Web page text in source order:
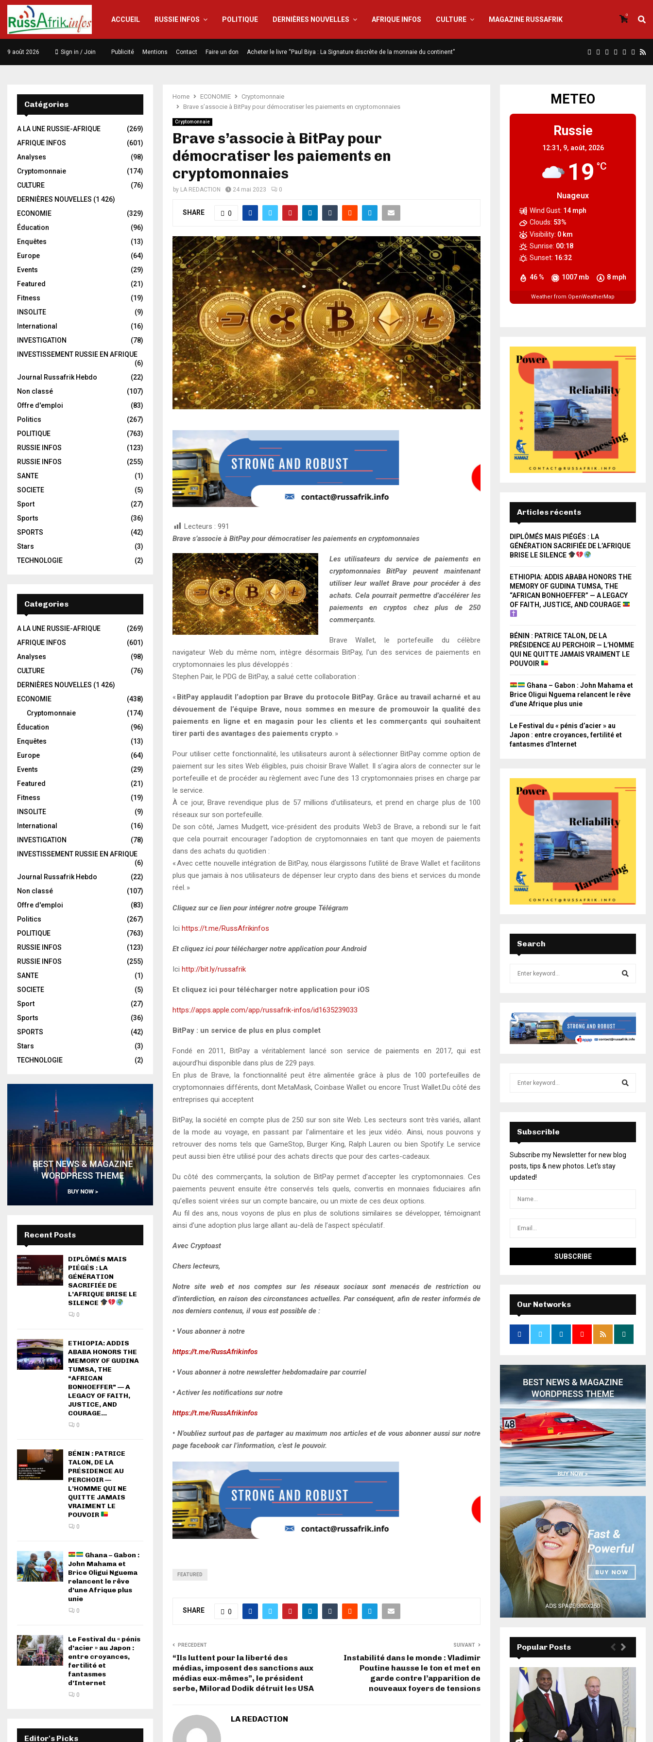
ACCUEIL RUSSIE INFOS POLITIQUE DERNIÈRES NOUVELLES AFRIQUE INFOS CULTURE MAGAZINE RUSSAFRIK
0
9 août 2026 Sign in / Join Publicité Mentions Contact Faire un don Acheter le livre “Paul Biya : La Signature discrète de la monnaie du continent”
Home ECONOMIE
Cryptomonnaie
Brave s’associe à BitPay pour démocratiser les paiements en cryptomonnaies
Cryptomonnaie
Brave s’associe à BitPay pour
démocratiser les paiements en
cryptomonnaies
by LA REDACTION 24 mai 2023 0
SHARE 0
Lecteurs : 991
Brave s’associe à BitPay pour démocratiser les paiements en cryptomonnaies
Les utilisateurs du service de paiements en
cryptomonnaies BitPay peuvent maintenant
utiliser leur wallet Brave pour procéder à des
achats. Cela pourrait permettre d’accélérer les
paiements en cryptos chez plus de 250
commerçants.
Brave Wallet, le portefeuille du célèbre
navigateur Web du même nom, intègre désormais BitPay, l’un des services de paiements en
cryptomonnaies les plus développés :
Stephen Pair, le PDG de BitPay, a salué cette collaboration :
« BitPay applaudit l’adoption par Brave du protocole BitPay. Grâce au travail acharné et au
dévouement de l’équipe Brave, nous sommes en mesure de promouvoir la qualité des
paiements en ligne et en magasin pour les clients et les commerçants qui souhaitent
tirer parti des avantages des paiements crypto. »
Pour utiliser cette fonctionnalité, les utilisateurs auront à sélectionner BitPay comme option de
paiement sur les sites Web éligibles, puis choisir Brave Wallet. Il s’agira alors de connecter sur le
portefeuille et de procéder au règlement avec l’une des 13 cryptomonnaies prises en charge par
le service.
À ce jour, Brave revendique plus de 57 millions d’utilisateurs, et prend en charge plus de 100
réseaux sur son portefeuille.
De son côté, James Mudgett, vice-président des produits Web3 de Brave, a rebondi sur le fait
que cela pourrait encourager l’adoption de cryptomonnaies en tant que moyen de paiements
dans des achats du quotidien :
« Avec cette nouvelle intégration de BitPay, nous élargissons l’utilité de Brave Wallet et facilitons
plus que jamais à nos utilisateurs de dépenser leur crypto dans des biens et services du monde
réel. »
Cliquez sur ce lien pour intégrer notre groupe Télégram
Ici https://t.me/RussAfrikinfos
Et cliquez ici pour télécharger notre application pour Android
Ici http://bit.ly/russafrik
Et cliquez ici pour télécharger notre application pour iOS
https://apps.apple.com/app/russafrik-infos/id1635239033
BitPay : un service de plus en plus complet
Fondé en 2011, BitPay a véritablement lancé son service de paiements en 2017, qui est
aujourd’hui disponible dans plus de 229 pays.
En plus de Brave, la fonctionnalité peut être alimentée grâce à plus de 100 portefeuilles de
cryptomonnaies différents, dont MetaMask, Coinbase Wallet ou encore Trust Wallet.Du côté des
entreprises qui acceptent
BitPay, la société en compte plus de 250 sur son site Web. Les secteurs sont très variés, allant
de la mode au voyage, en passant par l’alimentaire et les jeux vidéo. Ainsi, nous pouvons y
retrouver des noms tels que GameStop, Burger King, Ralph Lauren ou bien Spotify. Le service
peut aussi bien être utilisé pour des achats directs que pour des cartes-cadeaux.
Du côté des commerçants, la solution de BitPay permet d’accepter les cryptomonnaies. Ces
paiements peuvent ensuite être conservés tels quels, convertis en monnaies fiduciaires afin
qu’elles soient virées sur un compte bancaire, ou un mixte de ces deux options.
Au fil des ans, nous voyons de plus en plus de solutions similaires se développer, témoignant
ainsi d’une adoption plus large allant au-delà de l’aspect spéculatif.
Avec Cryptoast
Chers lecteurs,
Notre site web et nos comptes sur les réseaux sociaux sont menacés de restriction ou
d’interdiction, en raison des circonstances actuelles. Par conséquent, afin de rester informés de
nos derniers contenus, il vous est possible de :
• Vous abonner à notre
https://t.me/RussAfrikinfos
• Vous abonner à notre newsletter hebdomadaire par courriel
• Activer les notifications sur notre
https://t.me/RussAfrikinfos
• N’oubliez surtout pas de partager au maximum nos articles et de vous abonner aussi sur notre
page facebook car l’information, c’est le pouvoir.
FEATURED
SHARE 0
PRECEDENT
“Ils luttent pour la liberté des
médias, imposent des sanctions aux
médias eux-mêmes”, le président
serbe, Milorad Dodik détruit les USA
SUIVANT
Instabilité dans le monde : Vladimir
Poutine hausse le ton et met en
garde contre l’apparition de
nouveaux foyers de tensions
LA REDACTION
Catégories
A LA UNE RUSSIE-AFRIQUE
(269)
AFRIQUE INFOS
(601)
Analyses
(98)
Cryptomonnaie
(174)
CULTURE
(76)
DERNIÈRES NOUVELLES (1 426)
ECONOMIE
(329)
Éducation
(96)
Enquêtes
(13)
Europe
(64)
Events
(29)
Featured
(21)
Fitness
(19)
INSOLITE
(9)
International
(16)
INVESTIGATION
(78)
INVESTISSEMENT RUSSIE EN AFRIQUE
(6)
Journal Russafrik Hebdo
(22)
Non classé
(107)
Offre d'emploi
(83)
Politics
(267)
POLITIQUE
(763)
RUSSIE INFOS
(123)
RUSSIE INFOS
(255)
SANTE
(1)
SOCIETE
(5)
Sport
(27)
Sports
(36)
SPORTS
(42)
Stars
(3)
TECHNOLOGIE
(2)
Categories
A LA UNE RUSSIE-AFRIQUE
(269)
AFRIQUE INFOS
(601)
Analyses
(98)
CULTURE
(76)
DERNIÈRES NOUVELLES (1 426)
ECONOMIE
(438)
Cryptomonnaie
(174)
Éducation
(96)
Enquêtes
(13)
Europe
(64)
Events
(29)
Featured
(21)
Fitness
(19)
INSOLITE
(9)
International
(16)
INVESTIGATION
(78)
INVESTISSEMENT RUSSIE EN AFRIQUE
(6)
Journal Russafrik Hebdo
(22)
Non classé
(107)
Offre d'emploi
(83)
Politics
(267)
POLITIQUE
(763)
RUSSIE INFOS
(123)
RUSSIE INFOS
(255)
SANTE
(1)
SOCIETE
(5)
Sport
(27)
Sports
(36)
SPORTS
(42)
Stars
(3)
TECHNOLOGIE
(2)
Recent Posts
DIPLÔMÉS MAIS
PIÉGÉS : LA
GÉNÉRATION
SACRIFIÉE DE
L’AFRIQUE BRISE LE
SILENCE
0
ETHIOPIA: ADDIS
ABABA HONORS THE
MEMORY OF GUDINA
TUMSA, THE
“AFRICAN
BONHOEFFER” — A
LEGACY OF FAITH,
JUSTICE, AND
COURAGE...
0
BÉNIN : PATRICE
TALON, DE LA
PRÉSIDENCE AU
PERCHOIR —
L’HOMME QUI NE
QUITTE JAMAIS
VRAIMENT LE
POUVOIR
0
Ghana – Gabon :
John Mahama et
Brice Oligui Nguema
relancent le rêve
d’une Afrique plus
unie
0
Le Festival du « pénis
d’acier » au Japon :
entre croyances,
fertilité et
fantasmes
d’Internet
0
Editor's Picks
METEO
Russie
12:31, 9, août, 2026
19 °C
Nuageux
46 % 1007 mb 8 mph
Wind Gust: 14 mph
Clouds: 53%
Visibility: 0 km
Sunrise: 00:18
Sunset: 16:32
Weather from OpenWeatherMap
Articles récents
DIPLÔMÉS MAIS PIÉGÉS : LA
GÉNÉRATION SACRIFIÉE DE L’AFRIQUE
BRISE LE SILENCE
ETHIOPIA: ADDIS ABABA HONORS THE
MEMORY OF GUDINA TUMSA, THE
“AFRICAN BONHOEFFER” — A LEGACY
OF FAITH, JUSTICE, AND COURAGE
BÉNIN : PATRICE TALON, DE LA
PRÉSIDENCE AU PERCHOIR — L’HOMME
QUI NE QUITTE JAMAIS VRAIMENT LE
POUVOIR
Ghana – Gabon : John Mahama et
Brice Oligui Nguema relancent le rêve
d’une Afrique plus unie
Le Festival du « pénis d’acier » au
Japon : entre croyances, fertilité et
fantasmes d’Internet
Search
Subscrible
Subscribe my Newsletter for new blog
posts, tips & new photos. Let's stay
updated!
Our Networks
Popular Posts